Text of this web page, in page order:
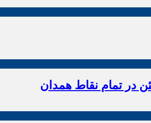
در تمام نقاط همدان